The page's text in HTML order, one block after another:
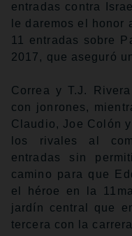
entradas contra
le daremos el honor
11 entradas sobre
2017, que aseguró
Correa y T.J.
con jonrones,
Claudio, Joe Colón
los rivales al
entradas sin
camino para que
el héroe en la
jardín central que
tercera con la